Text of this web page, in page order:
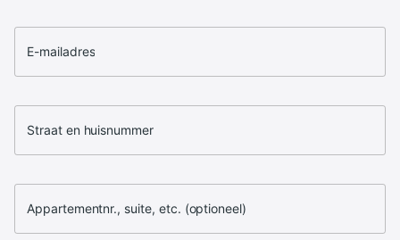
E-mailadres
Straat en huisnummer
Appartementnr., suite, etc. (optioneel)